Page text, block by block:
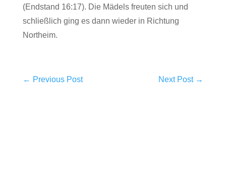
(Endstand 16:17). Die Mädels freuten sich und
schließlich ging es dann wieder in Richtung
Northeim.
← Previous Post Next Post→